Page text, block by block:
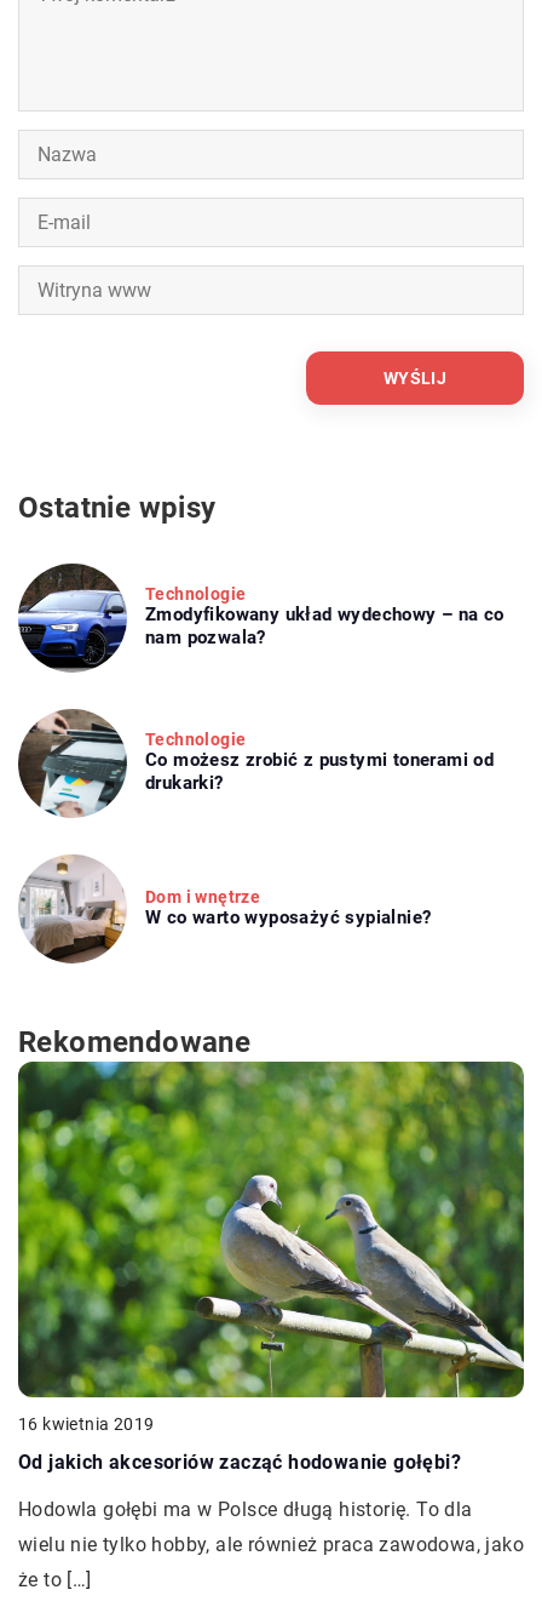
Ostatnie wpisy
Technologie
Zmodyfikowany układ wydechowy – na co
nam pozwala?
Technologie
Co możesz zrobić z pustymi tonerami od
drukarki?
Dom i wnętrze
W co warto wyposażyć sypialnie?
Rekomendowane
16 kwietnia 2019
Od jakich akcesoriów zacząć hodowanie gołębi?
Hodowla gołębi ma w Polsce długą historię. To dla
wielu nie tylko hobby, ale również praca zawodowa, jako
że to […]